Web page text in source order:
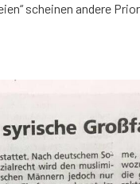
scheinen andere